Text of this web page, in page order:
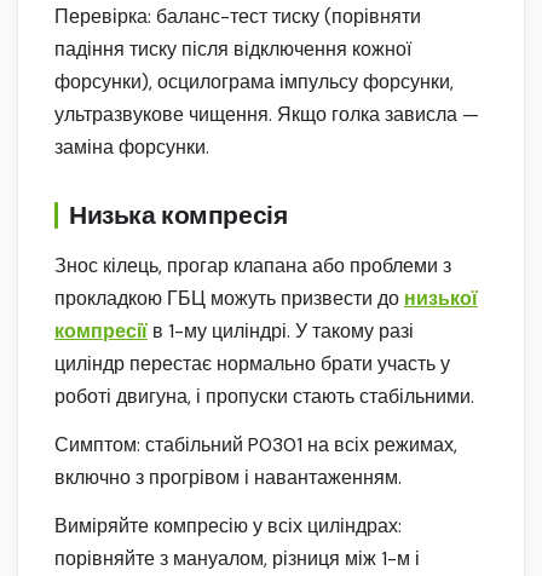
Перевірка: баланс-тест тиску (порівняти
падіння тиску після відключення кожної
форсунки), осцилограма імпульсу форсунки,
ультразвукове чищення. Якщо голка зависла —
заміна форсунки.
Низька компресія
Знос кілець, прогар клапана або проблеми з
прокладкою ГБЦ можуть призвести до низької
компресії в 1-му циліндрі. У такому разі
циліндр перестає нормально брати участь у
роботі двигуна, і пропуски стають стабільними.
Симптом: стабільний P0301 на всіх режимах,
включно з прогрівом і навантаженням.
Виміряйте компресію у всіх циліндрах:
порівняйте з мануалом, різниця між 1-м і